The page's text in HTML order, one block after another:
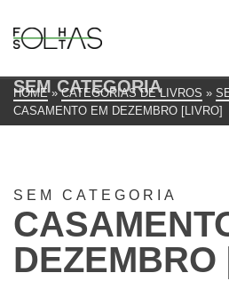
SEM CATEGORIA
HOME » CATEGORIAS DE LIVROS »
CASAMENTO EM DEZEMBRO [LIVRO]
SEM CATEGORIA
DEZEMBRO